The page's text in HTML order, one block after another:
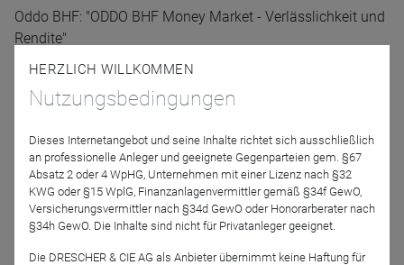
Oddo BHF: "ODDO BHF Money Market - Verlässlichkeit und
Rendite"
Trotz unverändert hoher Leitzinsen sind die Zinsen für
Sparbuch und Tagesgeldkonto vielerorts weiterhin niedrig.
Geld flexibel, sicher und renditeorientiert anzulegen.
Erfahren Sie in diesem Webinar, wie der ODDO BHF Money
Market Sicherheit und Renditechancen vereinbart.
FNZ Bank: "Features im Investmentdepot"
HERZLICH WILLKOMMEN
Nutzungsbedingungen
Dieses Internetangebot und seine Inhalte richtet sich ausschließlich
an professionelle Anleger und geeignete Gegenparteien gem. §67
Absatz 2 oder 4 WpHG, Unternehmen mit einer Lizenz nach §32
KWG oder §15 WplG, Finanzanlagenvermittler gemäß §34f GewO,
Versicherungsvermittler nach §34d GewO oder Honorarberater nach
§34h GewO. Die Inhalte sind nicht für Privatanleger geeignet.
Die DRESCHER & CIE AG als Anbieter übernimmt keine Haftung für